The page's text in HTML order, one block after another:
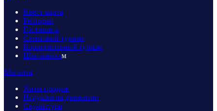
Квест-карта
Ресторан
Гостиница
Семейный туризм
Корпоративный туризм
Школьникам
Магазин
Хиты продаж
Игрушка на движении
Скульптура